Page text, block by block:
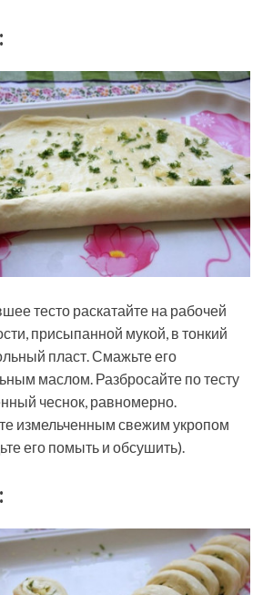
тесто раскатайте на рабочей
присыпанной мукой, в тонкий
пласт. Смажьте его
маслом. Разбросайте по тесту
чеснок, равномерно.
измельченным свежим укропом
его помыть и обсушить).